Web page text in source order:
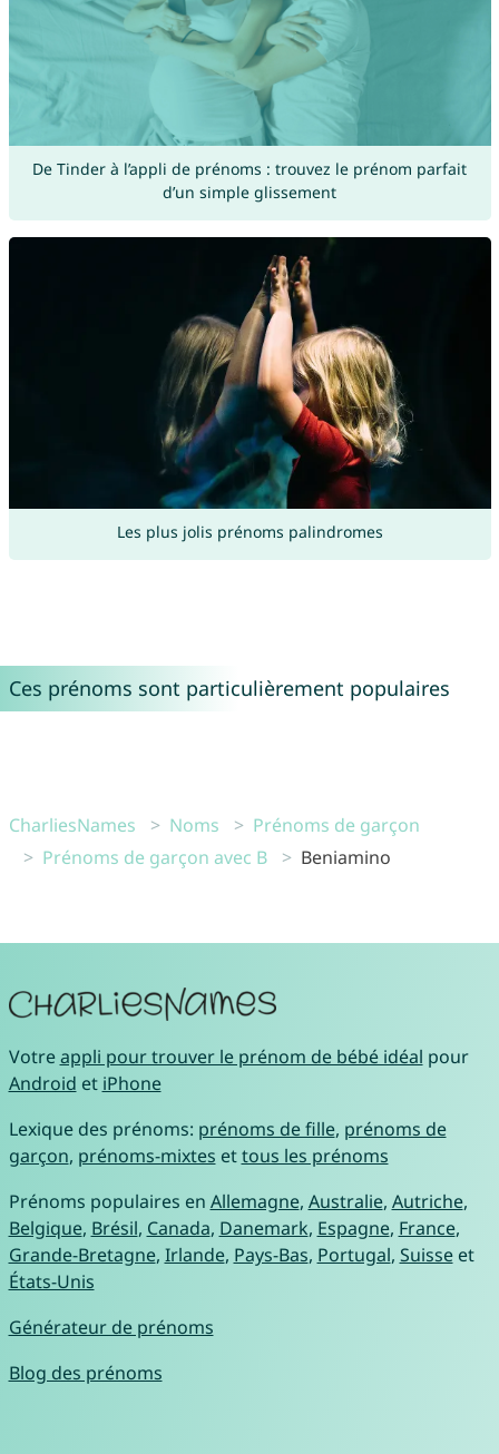
De Tinder à l’appli de prénoms : trouvez le prénom parfait
d’un simple glissement
Les plus jolis prénoms palindromes
Ces prénoms sont particulièrement populaires
CharliesNames Noms
Prénoms de garçon
Prénoms de garçon avec B
Beniamino
Votreappli pour trouver le prénom de bébé idéal pour
Android et iPhone
Lexique des prénoms: prénoms de fille, prénoms de
garçon, prénoms-mixtes ettous les prénoms
Prénoms populaires en Allemagne, Australie, Autriche,
Belgique, Brésil, Canada, Danemark, Espagne, France,
Grande-Bretagne, Irlande, Pays-Bas, Portugal, Suisseet
États-Unis
Générateur de prénoms
Blog des prénoms